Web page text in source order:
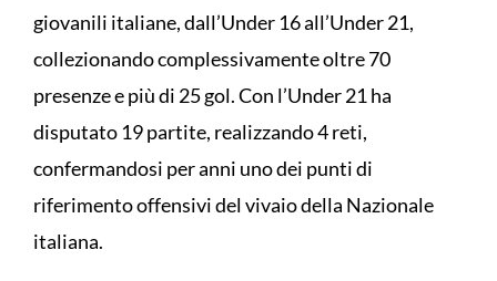
giovanili italiane, dall’Under 16 all’Under 21,
collezionando complessivamente oltre 70
presenze e più di 25 gol. Con l’Under 21 ha
disputato 19 partite, realizzando 4 reti,
confermandosi per anni uno dei punti di
riferimento offensivi del vivaio della Nazionale
italiana.